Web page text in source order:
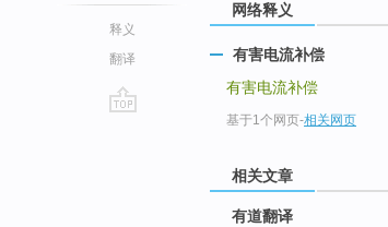
释义
翻译
网络释义
有害电流补偿
有害电流补偿
基于1个网页-相关网页
相关文章
有道翻译